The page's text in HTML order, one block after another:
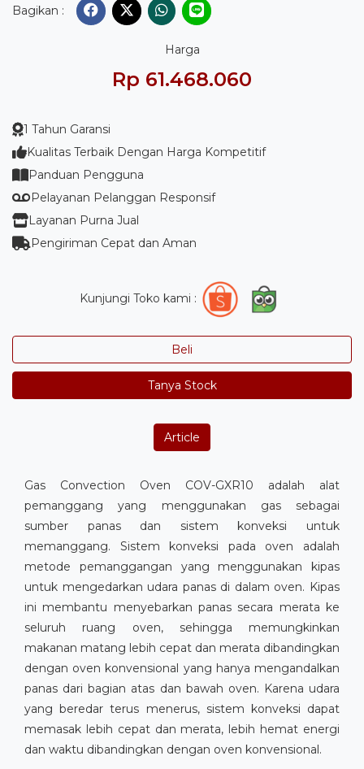
Bagikan :
Harga
Rp 61.468.060
1 Tahun Garansi
Kualitas Terbaik Dengan Harga Kompetitif
Panduan Pengguna
Pelayanan Pelanggan Responsif
Layanan Purna Jual
Pengiriman Cepat dan Aman
Kunjungi Toko kami :
Beli
Tanya Stock
Article
Gas Convection Oven COV-GXR10 adalah alat
pemanggang yang menggunakan gas sebagai
sumber panas dan sistem konveksi untuk
memanggang. Sistem konveksi pada oven adalah
metode pemanggangan yang menggunakan kipas
untuk mengedarkan udara panas di dalam oven. Kipas
ini membantu menyebarkan panas secara merata ke
seluruh ruang oven, sehingga memungkinkan
makanan matang lebih cepat dan merata dibandingkan
dengan oven konvensional yang hanya mengandalkan
panas dari bagian atas dan bawah oven. Karena udara
yang beredar terus menerus, sistem konveksi dapat
memasak lebih cepat dan merata, lebih hemat energi
dan waktu dibandingkan dengan oven konvensional.